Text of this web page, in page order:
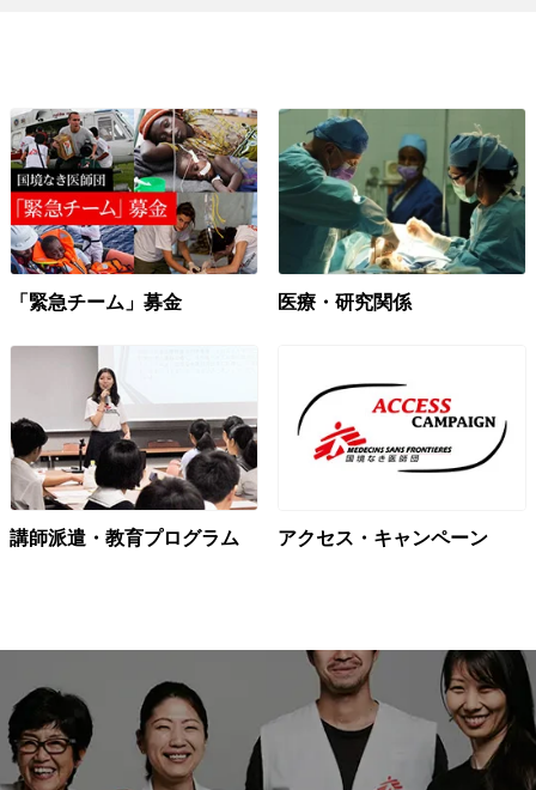
「緊急チーム」募金 医療・研究関係
講師派遣・教育プログラム アクセス・キャンペーン